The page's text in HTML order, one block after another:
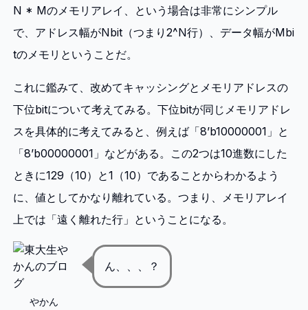
N * Mのメモリアレイ、という場合は非常にシンプル
で、アドレス幅がNbit（つまり2^N行）、データ幅がMbi
tのメモリということだ。
これに鑑みて、改めてキャッシングとメモリアドレスの
下位bitについて考えてみる。下位bitが同じメモリアドレ
スを具体的に考えてみると、例えば「8’b10000001」と
「8’b00000001」などがある。この2つは10進数にした
ときに129（10）と1（10）であることからわかるよう
に、値としてかなり離れている。つまり、メモリアレイ
上では「遠く離れた行」ということになる。
やかん
ん、、、？